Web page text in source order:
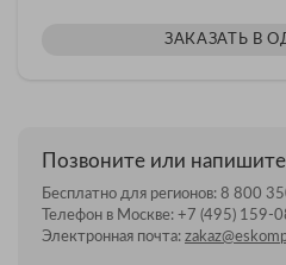
ЗАКАЗАТЬ В
Позвоните или
Бесплатно для регионов: 8 800
Телефон в Москве: +7 (495) 159-
Электронная почта: